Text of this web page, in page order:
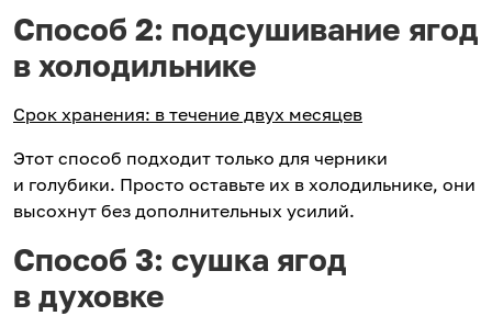
Способ 2: подсушивание ягод
в холодильнике
Срок хранения: в течение двух месяцев
Этот способ подходит только для черники
и голубики. Просто оставьте их в холодильнике, они
высохнут без дополнительных усилий.
Способ 3: сушка ягод
в духовке